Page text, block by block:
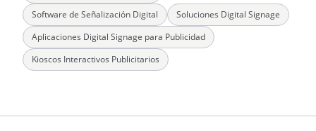
Software de Señalización Digital
Soluciones Digital Signage
Aplicaciones Digital Signage para Publicidad
Kioscos Interactivos Publicitarios